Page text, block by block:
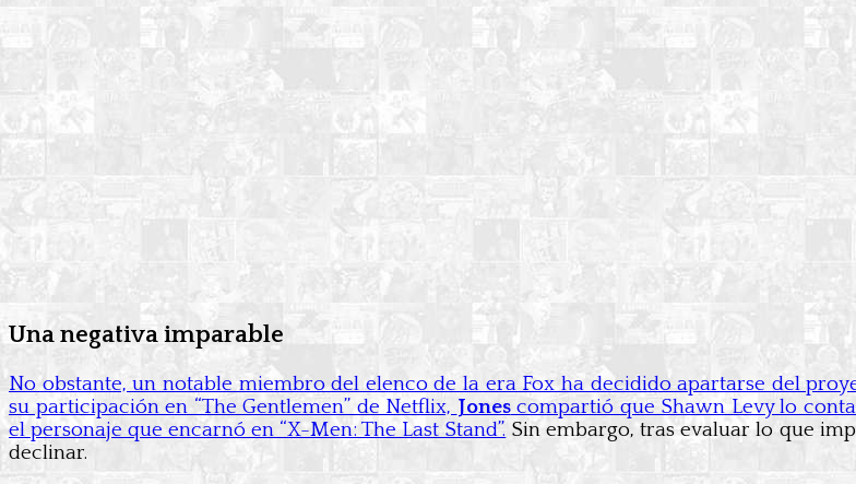
Una negativa imparable
No obstante, un notable miembro del elenco de la era Fox ha decidido apartarse del
su participación en “The Gentlemen” de Netflix, Jonescompartió que Shawn Levy lo
el personaje que encarnó en “X-Men: The Last Stand”. Sin embargo, tras evaluar lo que
declinar.